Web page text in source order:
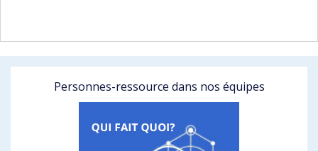
Personnes-ressource dans nos équipes